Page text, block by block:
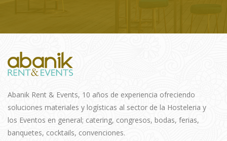
Abanik Rent & Events, 10 años de experiencia ofreciendo
soluciones materiales y logísticas al sector de la Hosteleria y
los Eventos en general; catering, congresos, bodas, ferias,
banquetes, cocktails, convenciones.